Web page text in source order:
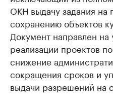
ОКН выдачу задания на
сохранению объектов
Документ направлен
реализации проектов
снижение
сокращения сроков и
выдачи разрешений на